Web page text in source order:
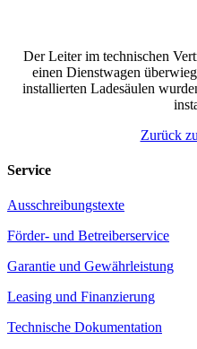
Der Leiter im technischen
einen Dienstwagen
installierten Ladesäulen
Zurück
Service
Ausschreibungstexte
Förder- und Betreiberservice
Garantie und Gewährleistung
Leasing und Finanzierung
Technische Dokumentation